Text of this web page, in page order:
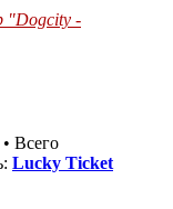
"Dogcity -
• Всего
Lucky Ticket